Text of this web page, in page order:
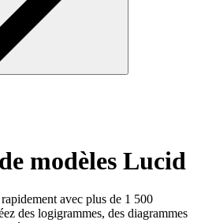
modèles Lucid
avec plus de 1 500
des logigrammes, des diagrammes